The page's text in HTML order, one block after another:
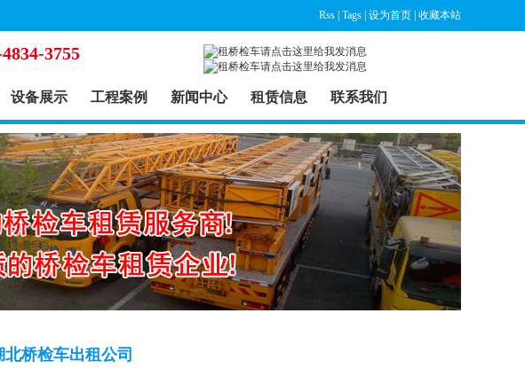
Rss Tags 设为首页 收藏本站
3755
设备展示 工程案例 新闻中心 租赁信息 联系我们
北桥检车出租公司